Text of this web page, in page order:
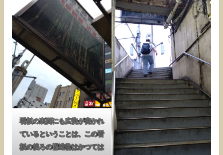
看板の裏面にも広告が書かれ
ているということは、この看
板の後ろの構造物はかつては